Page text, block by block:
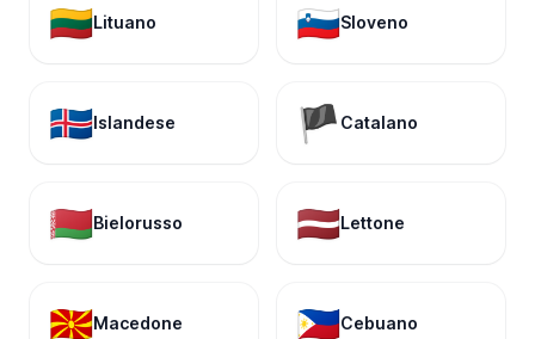
🇱🇹Lituano 🇸🇮Sloveno
🇮🇸Islandese 🏴 Catalano
🇧🇾Bielorusso 🇱🇻Lettone
🇲🇰Macedone 🇵🇭Cebuano